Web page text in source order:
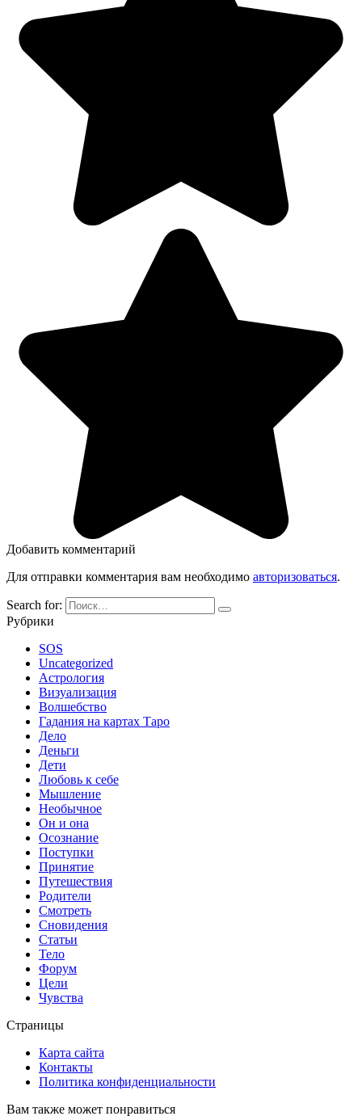
Добавить комментарий
Для отправки комментария вам необходимо авторизоваться.
Search for:
Рубрики
SOS
Uncategorized
Астрология
Визуализация
Волшебство
Гадания на картах Таро
Дело
Деньги
Дети
Любовь к себе
Мышление
Необычное
Он и она
Осознание
Поступки
Принятие
Путешествия
Родители
Смотреть
Сновидения
Статьи
Тело
Форум
Цели
Чувства
Страницы
Карта сайта
Контакты
Политика конфиденциальности
Вам также может понравиться